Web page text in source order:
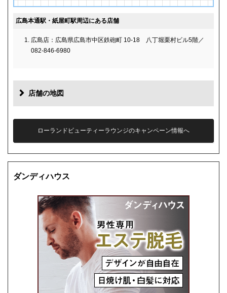
広島本通駅・紙屋町駅周辺にある店舗
広島店：広島県広島市中区鉄砲町 10-18 八丁堀栗村ビル5階／
082-846-6980
店舗の地図
ローランドビューティーラウンジのキャンペーン情報へ
ダンディハウス